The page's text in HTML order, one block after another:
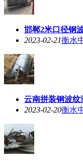
邯郸2米口径钢
2023-02-21衡水
云南拼装钢波纹
2023-02-20衡水